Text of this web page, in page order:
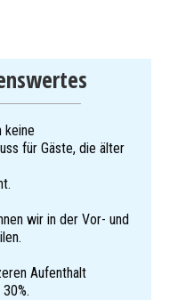
keine
für Gäste, die älter
wir in der Vor- und
Aufenthalt